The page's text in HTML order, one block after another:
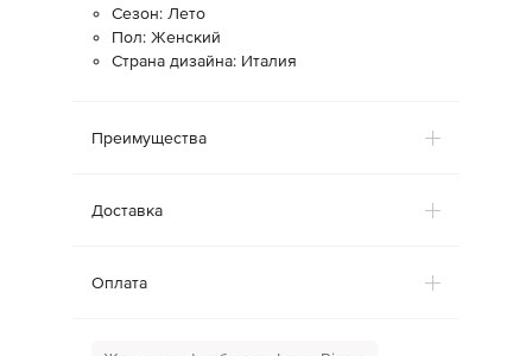
Сезон: Лето
Пол: Женский
Страна дизайна: Италия
Преимущества
Доставка
Оплата